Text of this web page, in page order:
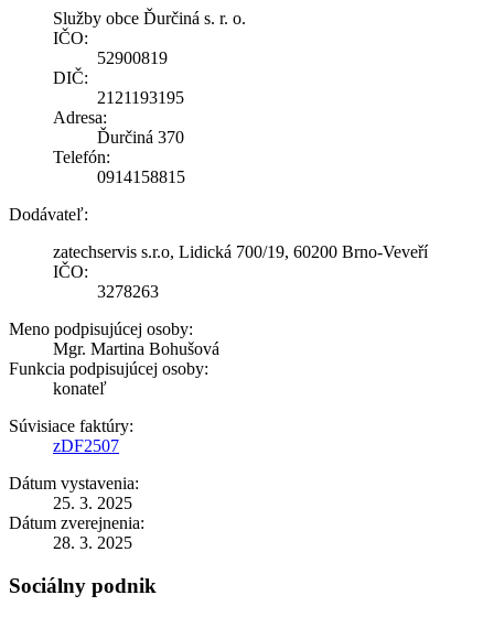
Služby obce Ďurčiná s. r. o.
IČO:
52900819
DIČ:
2121193195
Adresa:
Ďurčiná 370
Telefón:
0914158815
Dodávateľ:
zatechservis s.r.o, Lidická 700/19, 60200 Brno-Veveří
IČO:
3278263
Meno podpisujúcej osoby:
Mgr. Martina Bohušová
Funkcia podpisujúcej osoby:
konateľ
Súvisiace faktúry:
zDF2507
Dátum vystavenia:
25. 3. 2025
Dátum zverejnenia:
28. 3. 2025
Sociálny podnik